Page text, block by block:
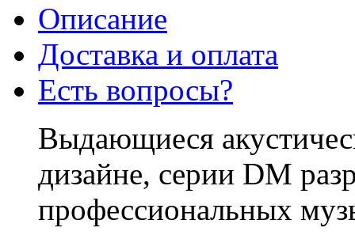
Описание
Доставка и оплата
Есть вопросы?
Выдающиеся
дизайне, серии DM
профессиональных